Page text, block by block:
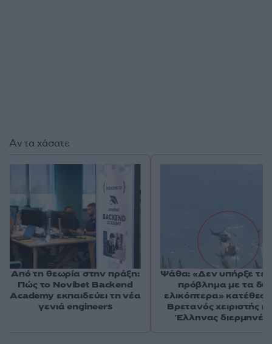
Αν τα χάσατε
Από τη θεωρία στην πράξη:
Πώς το Novibet Backend
Academy εκπαιδεύει τη νέα
γενιά engineers
Ψάθα: «Δεν υπήρξε
πρόβλημα με τα
ελικόπτερα»
Βρετανός χειριστής
Έλληνας